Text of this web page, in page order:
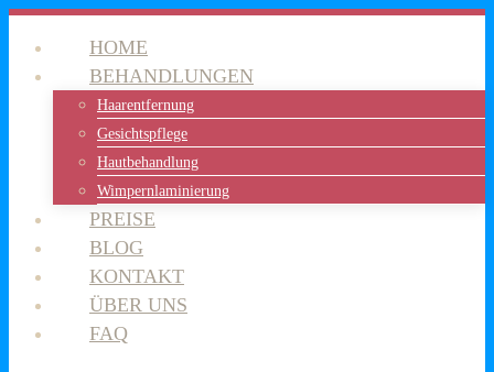
Zum
Inhalt
springen
HOME
BEHANDLUNGEN
Haarentfernung
Gesichtspflege
Hautbehandlung
Wimpernlaminierung
PREISE
BLOG
KONTAKT
ÜBER UNS
FAQ